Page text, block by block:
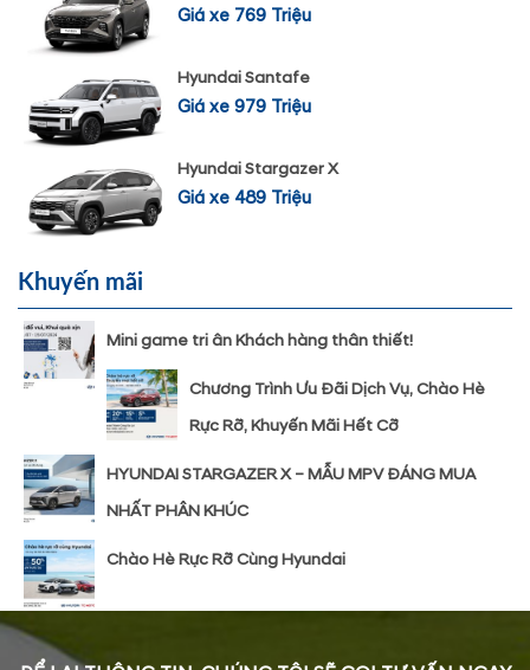
Giá xe 769 Triệu
Hyundai Santafe
Giá xe 979 Triệu
Hyundai Stargazer X
Giá xe 489 Triệu
Khuyến mãi
Mini game tri ân Khách hàng thân thiết!
Chương Trình Ưu Đãi Dịch Vụ, Chào Hè
Rực Rỡ, Khuyến Mãi Hết Cỡ
HYUNDAI STARGAZER X – MẪU MPV ĐÁNG MUA
NHẤT PHÂN KHÚC
Chào Hè Rực Rỡ Cùng Hyundai